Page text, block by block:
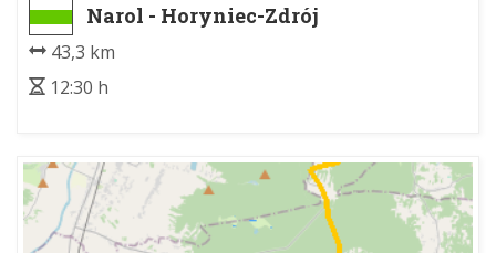
Narol - Horyniec-Zdrój
43,3 km
12:30 h